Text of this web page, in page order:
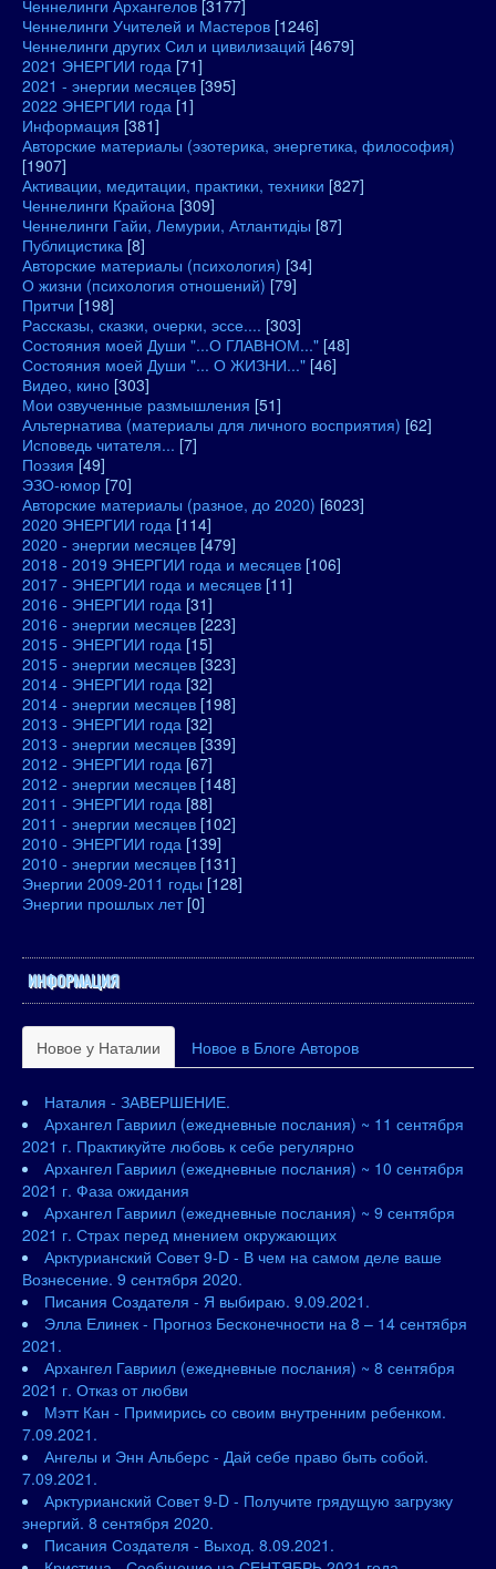
Ченнелинги Архангелов [3177]
Ченнелинги Учителей и Мастеров [1246]
Ченнелинги других Сил и цивилизаций [4679]
2021 ЭНЕРГИИ года [71]
2021 - энергии месяцев [395]
2022 ЭНЕРГИИ года [1]
Информация [381]
Авторские материалы (эзотерика, энергетика, философия)
[1907]
Активации, медитации, практики, техники [827]
Ченнелинги Крайона [309]
Ченнелинги Гайи, Лемурии, Атлантидіы [87]
Публицистика [8]
Авторские материалы (психология) [34]
О жизни (психология отношений) [79]
Притчи [198]
Рассказы, сказки, очерки, эссе.... [303]
Состояния моей Души "...О ГЛАВНОМ..." [48]
Состояния моей Души "... О ЖИЗНИ..." [46]
Видео, кино [303]
Мои озвученные размышления [51]
Альтернатива (материалы для личного восприятия) [62]
Исповедь читателя... [7]
Поэзия [49]
ЭЗО-юмор [70]
Авторские материалы (разное, до 2020) [6023]
2020 ЭНЕРГИИ года [114]
2020 - энергии месяцев [479]
2018 - 2019 ЭНЕРГИИ года и месяцев [106]
2017 - ЭНЕРГИИ года и месяцев [11]
2016 - ЭНЕРГИИ года [31]
2016 - энергии месяцев [223]
2015 - ЭНЕРГИИ года [15]
2015 - энергии месяцев [323]
2014 - ЭНЕРГИИ года [32]
2014 - энергии месяцев [198]
2013 - ЭНЕРГИИ года [32]
2013 - энергии месяцев [339]
2012 - ЭНЕРГИИ года [67]
2012 - энергии месяцев [148]
2011 - ЭНЕРГИИ года [88]
2011 - энергии месяцев [102]
2010 - ЭНЕРГИИ года [139]
2010 - энергии месяцев [131]
Энергии 2009-2011 годы [128]
Энергии прошлых лет [0]
ИНФОРМАЦИЯ
Новое у Наталии Новое в Блоге Авторов
Наталия - ЗАВЕРШЕНИЕ.
Архангел Гавриил (ежедневные послания) ~ 11 сентября
2021 г. Практикуйте любовь к себе регулярно
Архангел Гавриил (ежедневные послания) ~ 10 сентября
2021 г. Фаза ожидания
Архангел Гавриил (ежедневные послания) ~ 9 сентября
2021 г. Страх перед мнением окружающих
Арктурианский Совет 9-D - В чем на самом деле ваше
Вознесение. 9 сентября 2020.
Писания Создателя - Я выбираю. 9.09.2021.
Элла Елинек - Прогноз Бесконечности на 8 – 14 сентября
2021.
Архангел Гавриил (ежедневные послания) ~ 8 сентября
2021 г. Отказ от любви
Мэтт Кан - Примирись со своим внутренним ребенком.
7.09.2021.
Ангелы и Энн Альберс - Дай себе право быть собой.
7.09.2021.
Арктурианский Совет 9-D - Получите грядущую загрузку
энергий. 8 сентября 2020.
Писания Создателя - Выход. 8.09.2021.